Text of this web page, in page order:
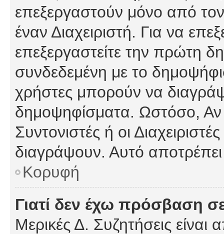
επεξεργαστούν μόνο από
έναν Διαχειριστή. Για να
επεξεργαστείτε την πρώτη
συνδεδεμένη με το
χρήστες μπορούν να
δημοψηφίσματα. Ωστόσο, Αν
Συντονιστές ή οι
διαγράψουν. Αυτό
Κορυφή
Γιατί δεν έχω πρόσβαση
Μερικές Δ. Συζητήσεις είναι